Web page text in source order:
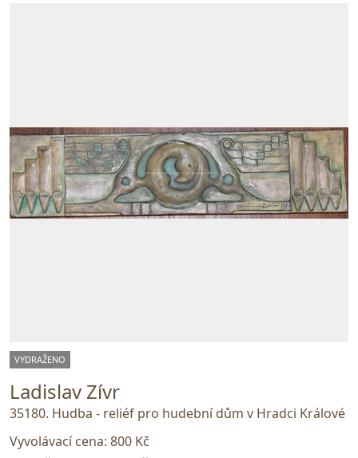
VYDRAŽENO
Ladislav Zívr
35180. Hudba - reliéf pro hudební dům v Hradci Králové
Vyvolávací cena: 800 Kč